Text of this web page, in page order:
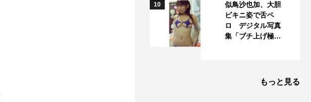
10
似鳥沙也加、大胆
ビキニ姿で舌ペ
ロ デジタル写真
集「ブチ上げ極…
もっと見る